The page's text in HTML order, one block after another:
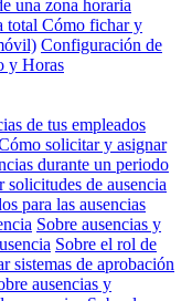
una zona horaria
total Cómo fichar y
Configuración de
y Horas
de tus empleados
solicitar y asignar
durante un periodo
de ausencia
para las ausencias
Sobre ausencias y
Sobre el rol de
sistemas de aprobación
ausencias y